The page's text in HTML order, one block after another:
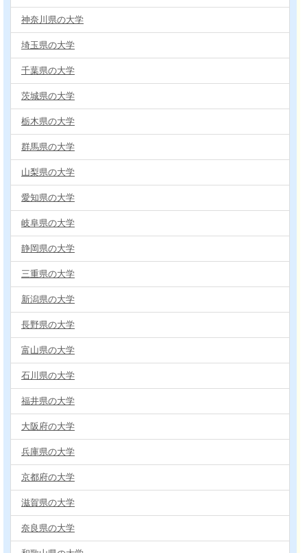
神奈川県の大学
埼玉県の大学
千葉県の大学
茨城県の大学
栃木県の大学
群馬県の大学
山梨県の大学
愛知県の大学
岐阜県の大学
静岡県の大学
三重県の大学
新潟県の大学
長野県の大学
富山県の大学
石川県の大学
福井県の大学
大阪府の大学
兵庫県の大学
京都府の大学
滋賀県の大学
奈良県の大学